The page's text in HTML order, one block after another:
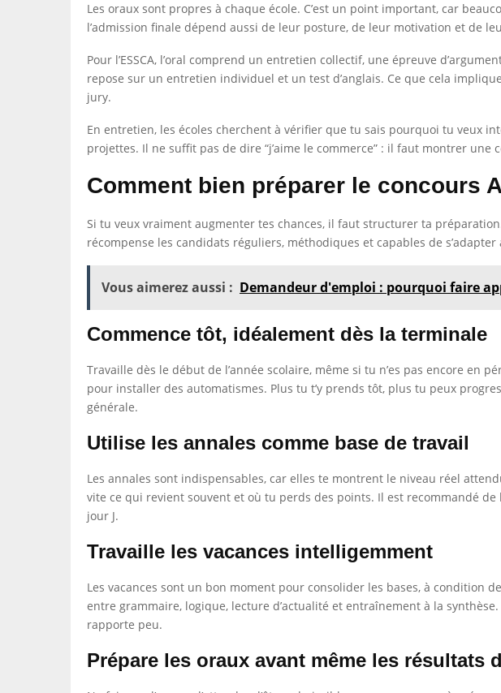
Les oraux sont propres à chaque école. C’est un point important, car
l’admission finale dépend aussi de leur posture, de leur motivation et de
Pour l’ESSCA, l’oral comprend un entretien collectif, une épreuve
repose sur un entretien individuel et un test d’anglais. Ce que cela
jury.
En entretien, les écoles cherchent à vérifier que tu sais pourquoi tu veux
projettes. Il ne suffit pas de dire “j’aime le commerce” : il faut montrer une
Comment bien préparer le concours
Si tu veux vraiment augmenter tes chances, il faut structurer ta
récompense les candidats réguliers, méthodiques et capables de
Vous aimerez aussi : Demandeur d'emploi : pourquoi faire
Commence tôt, idéalement dès la terminale
Travaille dès le début de l’année scolaire, même si tu n’es pas encore
pour installer des automatismes. Plus tu t’y prends tôt, plus tu peux
générale.
Utilise les annales comme base de travail
Les annales sont indispensables, car elles te montrent le niveau réel
vite ce qui revient souvent et où tu perds des points. Il est recommandé
jour J.
Travaille les vacances intelligemment
Les vacances sont un bon moment pour consolider les bases, à
entre grammaire, logique, lecture d’actualité et entraînement à la
rapporte peu.
Prépare les oraux avant même les résultats